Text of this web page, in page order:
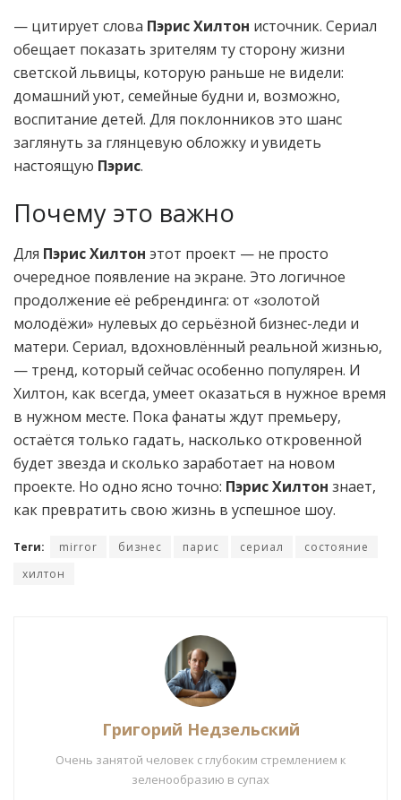
— цитирует слова Пэрис Хилтон источник. Сериал
обещает показать зрителям ту сторону жизни
светской львицы, которую раньше не видели:
домашний уют, семейные будни и, возможно,
воспитание детей. Для поклонников это шанс
заглянуть за глянцевую обложку и увидеть
настоящую Пэрис.
Почему это важно
Для Пэрис Хилтон этот проект — не просто
очередное появление на экране. Это логичное
продолжение её ребрендинга: от «золотой
молодёжи» нулевых до серьёзной бизнес-леди и
матери. Сериал, вдохновлённый реальной жизнью,
— тренд, который сейчас особенно популярен. И
Хилтон, как всегда, умеет оказаться в нужное время
в нужном месте. Пока фанаты ждут премьеру,
остаётся только гадать, насколько откровенной
будет звезда и сколько заработает на новом
проекте. Но одно ясно точно: Пэрис Хилтон знает,
как превратить свою жизнь в успешное шоу.
Теги: mirror бизнес парис сериал
состояние
хилтон
Григорий Недзельский
Очень занятой человек с глубоким стремлением к
зеленообразию в супах